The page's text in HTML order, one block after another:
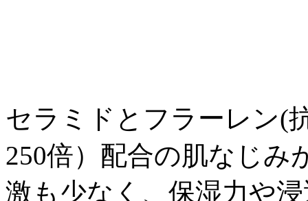
セラミドとフラーレン(
250倍）配合の肌なじみ
激も少なく、保湿力や